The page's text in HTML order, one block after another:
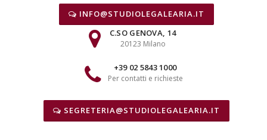
INFO@STUDIOLEGALEARIA.IT
C.SO GENOVA, 14
20123 Milano
+39 02 5843 1000
Per contatti e richieste
SEGRETERIA@STUDIOLEGALEARIA.IT